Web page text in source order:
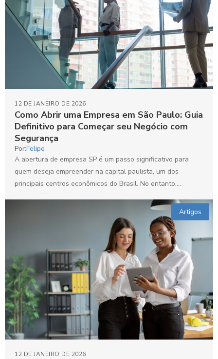
Como Abrir uma Empresa em São Paulo: Guia
Definitivo para Começar seu Negócio com
Segurança
12 DE JANEIRO DE 2026
Por:Felipe
A abertura de empresa SP é um passo significativo para
quem deseja empreender na capital paulista, um dos
principais centros econômicos do Brasil. No entanto,...
Artigos
12 DE JANEIRO DE 2026